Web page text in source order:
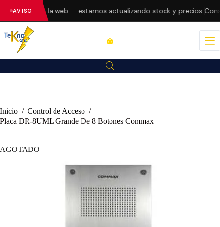
AVISO
errores en la web — estamos actualizando stock y precios.
Inicio / Control de Acceso /
Placa DR-8UML Grande De 8 Botones Commax
AGOTADO